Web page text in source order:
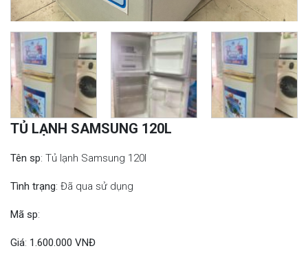
TỦ LẠNH SAMSUNG 120L
Tên sp: Tủ lạnh Samsung 120l
Tình trạng: Đã qua sử dụng
Mã sp:
Giá: 1.600.000 VNĐ